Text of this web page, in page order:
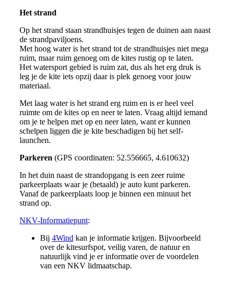
Het strand
Op het strand staan strandhuisjes tegen de duinen aan naast
de strandpaviljoens.
Met hoog water is het strand tot de strandhuisjes niet mega
ruim, maar ruim genoeg om de kites rustig op te laten.
Het watersport gebied is ruim zat, dus als het erg druk is
leg je de kite iets opzij daar is plek genoeg voor jouw
materiaal.
Met laag water is het strand erg ruim en is er heel veel
ruimte om de kites op en neer te laten. Vraag altijd iemand
om je te helpen met op en neer laten, want er kunnen
schelpen liggen die je kite beschadigen bij het self-
launchen.
Parkeren (GPS coordinaten: 52.556665, 4.610632)
In het duin naast de strandopgang is een zeer ruime
parkeerplaats waar je (betaald) je auto kunt parkeren.
Vanaf de parkeerplaats loop je binnen een minuut het
strand op.
NKV-Informatiepunt:
Bij 4Wind kan je informatie krijgen. Bijvoorbeeld
over de kitesurfspot, veilig varen, de natuur en
natuurlijk vind je er informatie over de voordelen
van een NKV lidmaatschap.